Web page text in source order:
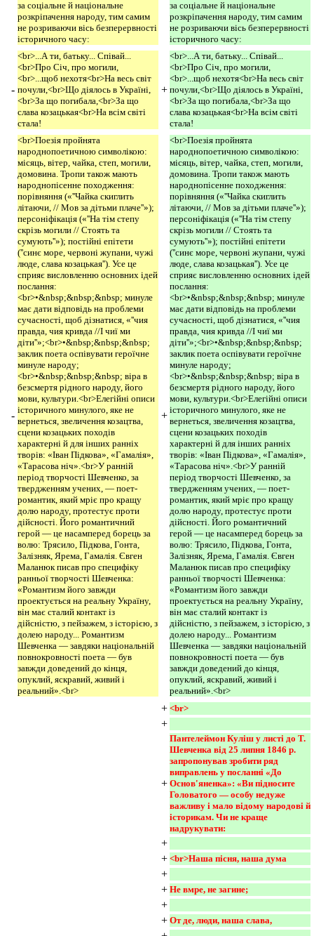
за соціальне й національне
розкріпачення народу, тим самим
не розриваючи вісь безперервності
історичного часу:
за соціальне й національне
розкріпачення народу, тим самим
не розриваючи вісь безперервності
історичного часу:
-
<br>...А ти, батьку... Співай...
<br>Про Січ, про могили,
<br>...щоб нехотя<br>На весь світ
почули,<br>Що діялось в Україні,
<br>За що погибала,<br>За що
слава козацькая<br>На всім світі
стала!
+
<br>...А ти, батьку... Співай...
<br>Про Січ, про могили,
<br>...щоб нехотя<br>На весь світ
почули,<br>Що діялось в Україні,
<br>За що погибала,<br>За що
слава козацькая<br>На всім світі
стала!
-
<br>Поезія пройнята
народнопоетичною символікою:
місяць, вітер, чайка, степ, могили,
домовина. Тропи також мають
народнопісенне походження:
порівняння («''Чайка скиглить
літаючи, // Мов за дітьми плаче''»);
персоніфікація («''На тім степу
скрізь могили // Стоять та
сумують''»); постійні епітети
(''синє море, червоні жупани, чужі
люде, слава козацькая''). Усе це
сприяє висловленню основних ідей
послання:
<br>•&nbsp;&nbsp;&nbsp; минуле
має дати відповідь на проблеми
сучасності, щоб дізнатися, «''чия
правда, чия кривда //І чиї ми
діти''»;<br>•&nbsp;&nbsp;&nbsp;
заклик поета оспівувати героїчне
минуле народу;
<br>•&nbsp;&nbsp;&nbsp; віра в
безсмертя рідного народу, його
мови, культури.<br>Елегійні описи
історичного минулого, яке не
вернеться, звеличення козацтва,
сцени козацьких походів
характерні й для інших ранніх
творів: «Іван Підкова», «Гамалія»,
«Тарасова ніч».<br>У ранній
період творчості Шевченко, за
твердженням учених, — поет-
романтик, який мріє про кращу
долю народу, протестує проти
дійсності. Його романтичний
герой — це насамперед борець за
волю: Трясило, Підкова, Гонта,
Залізняк, Ярема, Гамалія. Євген
Маланюк писав про специфіку
ранньої творчості Шевченка:
«Романтизм його завжди
проектується на реальну Україну,
він має сталий контакт із
дійсністю, з пейзажем, з історією, з
долею народу... Романтизм
Шевченка — завдяки національній
повнокровності поета — був
завжди доведений до кінця,
опуклий, яскравий, живий і
реальний».<br>
+
<br>Поезія пройнята
народнопоетичною символікою:
місяць, вітер, чайка, степ, могили,
домовина. Тропи також мають
народнопісенне походження:
порівняння («''Чайка скиглить
літаючи, // Мов за дітьми плаче''»);
персоніфікація («''На тім степу
скрізь могили // Стоять та
сумують''»); постійні епітети
(''синє море, червоні жупани, чужі
люде, слава козацькая''). Усе це
сприяє висловленню основних ідей
послання:
<br>•&nbsp;&nbsp;&nbsp; минуле
має дати відповідь на проблеми
сучасності, щоб дізнатися, «''чия
правда, чия кривда //І чиї ми
діти''»;<br>•&nbsp;&nbsp;&nbsp;
заклик поета оспівувати героїчне
минуле народу;
<br>•&nbsp;&nbsp;&nbsp; віра в
безсмертя рідного народу, його
мови, культури.<br>Елегійні описи
історичного минулого, яке не
вернеться, звеличення козацтва,
сцени козацьких походів
характерні й для інших ранніх
творів: «Іван Підкова», «Гамалія»,
«Тарасова ніч».<br>У ранній
період творчості Шевченко, за
твердженням учених, — поет-
романтик, який мріє про кращу
долю народу, протестує проти
дійсності. Його романтичний
герой — це насамперед борець за
волю: Трясило, Підкова, Гонта,
Залізняк, Ярема, Гамалія. Євген
Маланюк писав про специфіку
ранньої творчості Шевченка:
«Романтизм його завжди
проектується на реальну Україну,
він має сталий контакт із
дійсністю, з пейзажем, з історією, з
долею народу... Романтизм
Шевченка — завдяки національній
повнокровності поета — був
завжди доведений до кінця,
опуклий, яскравий, живий і
реальний».<br>
+ <br>
+
+
Пантелеймон Куліш у листі до Т.
Шевченка від 25 липня 1846 р.
запропонував зробити ряд
виправлень у посланні «До
Основ'яненка»: «Ви підносите
Головатого — особу недуже
важливу і мало відому народові й
історикам. Чи не краще
надрукувати:
+
+ <br>Наша пісня, наша дума
+
+ Не вмре, не загине;
+
+ От де, люди, наша слава,